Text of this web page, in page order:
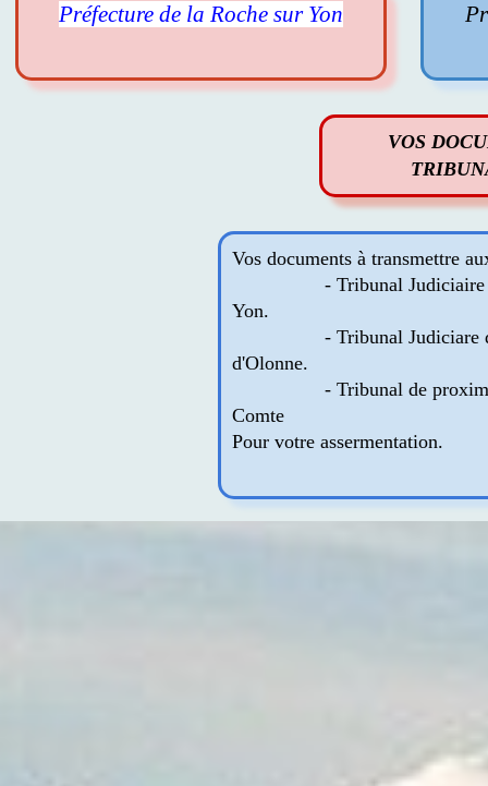
Préfecture de la Roche sur Yon
VOS
Vos documents à transmettre
- Tribunal Judiciaire de la
Yon.
- Tribunal Judiciare des
d'Olonne.
- Tribunal de proximité de
Comte
Pour votre assermentation.